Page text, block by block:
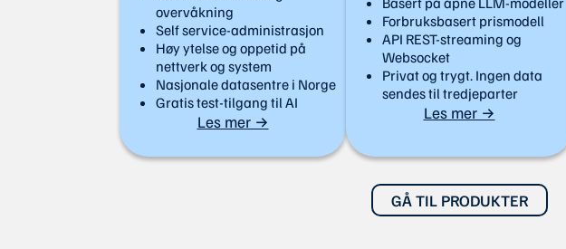
overvåkning
Self service-administrasjon
Høy ytelse og oppetid på
nettverk og system
Nasjonale datasentre i Norge
Gratis test-tilgang til AI
Les mer →
Forbruksbasert prismodell
API REST-streaming og
Websocket
Privat og trygt. Ingen data
sendes til tredjeparter
Les mer →
GÅ TIL PRODUKTER